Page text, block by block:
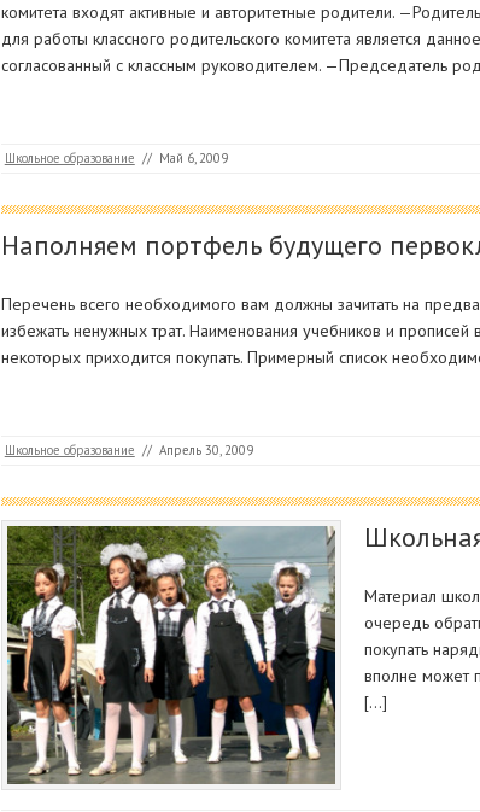
комитета входят активные и авторитетные родители.
для работы классного родительского комитета является
согласованный с классным руководителем. —Председатель
Школьное образование // Май 6, 2009
Наполняем портфель будущего
Перечень всего необходимого вам должны зачитать на
избежать ненужных трат. Наименования учебников и
некоторых приходится покупать. Примерный список
Школьное образование // Апрель 30, 2009
Материал
очередь
покупать
вполне может
[…]